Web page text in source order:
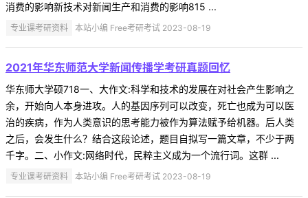
消费的影响新技术对新闻生产和消费的影响815 ...
专业课考研资料 本站小编 Free考研考试 2023-08-19
2021年华东师范大学新闻传播学考研真题回忆
华东师大学硕718一、大作文:科学和技术的发展在对社会产生影响之
余，开始向人本身进攻。人的基因序列可以改变，死亡也成为可以医
治的疾病，作为人类意识的思考能力被作为算法赋予给机器。后人类
之后，会发生什么？结合这段论述，题目自拟写一篇文章，不少于两
千字。二、小作文:网络时代，民粹主义成为一个流行词。这群 ...
专业课考研资料 本站小编 Free考研考试 2023-08-19